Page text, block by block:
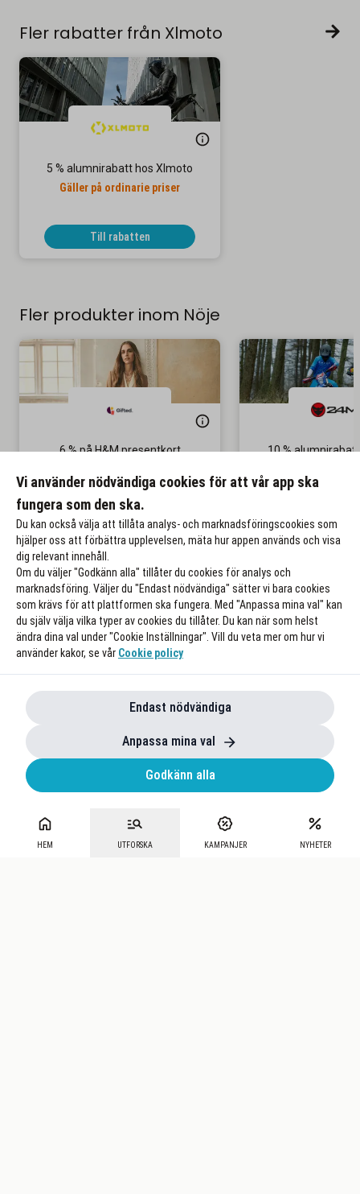
HEM UTFORSKA KAMPANJER NYHETER
Fler rabatter från Xlmoto
5 % alumnirabatt hos Xlmoto
Gäller på ordinarie priser
Till rabatten
Fler produkter inom Nöje
6 % på H&M presentkort
Till rabatten
10 %
Vi använder nödvändiga cookies för att vår app ska
fungera som den ska.
Du kan också välja att tillåta analys- och marknadsföringscookies som
hjälper oss att förbättra upplevelsen, mäta hur appen används och visa
dig relevant innehåll.
Om du väljer "Godkänn alla" tillåter du cookies för analys och
marknadsföring. Väljer du "Endast nödvändiga" sätter vi bara cookies
som krävs för att plattformen ska fungera. Med "Anpassa mina val" kan
du själv välja vilka typer av cookies du tillåter. Du kan när som helst
ändra dina val under "Cookie Inställningar". Vill du veta mer om hur vi
använder kakor, se vår Cookie policy
Endast nödvändiga
Anpassa mina val
Godkänn alla